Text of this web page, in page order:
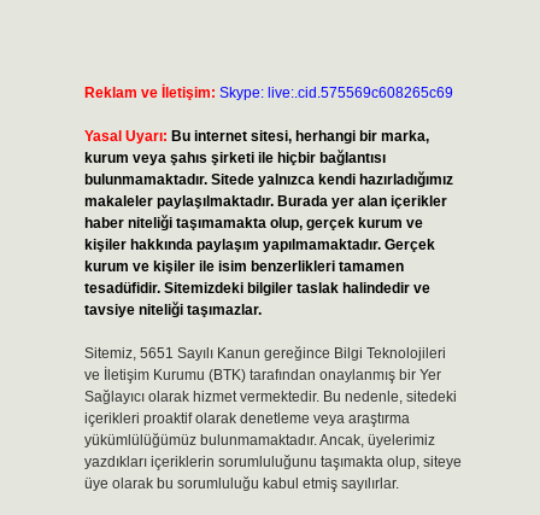
Reklam ve İletişim: Skype: live:.cid.575569c608265c69
Yasal Uyarı: Bu internet sitesi, herhangi bir marka,
kurum veya şahıs şirketi ile hiçbir bağlantısı
bulunmamaktadır. Sitede yalnızca kendi hazırladığımız
makaleler paylaşılmaktadır. Burada yer alan içerikler
haber niteliği taşımamakta olup, gerçek kurum ve
kişiler hakkında paylaşım yapılmamaktadır. Gerçek
kurum ve kişiler ile isim benzerlikleri tamamen
tesadüfidir. Sitemizdeki bilgiler taslak halindedir ve
tavsiye niteliği taşımazlar.
Sitemiz, 5651 Sayılı Kanun gereğince Bilgi Teknolojileri
ve İletişim Kurumu (BTK) tarafından onaylanmış bir Yer
Sağlayıcı olarak hizmet vermektedir. Bu nedenle, sitedeki
içerikleri proaktif olarak denetleme veya araştırma
yükümlülüğümüz bulunmamaktadır. Ancak, üyelerimiz
yazdıkları içeriklerin sorumluluğunu taşımakta olup, siteye
üye olarak bu sorumluluğu kabul etmiş sayılırlar.